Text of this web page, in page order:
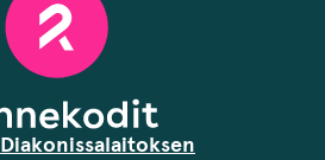
Diakonissalaitoksen